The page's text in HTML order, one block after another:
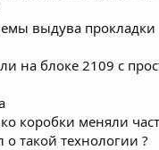
выдува прокладки
на блоке 2109 с
коробки меняли
такой технологии ?